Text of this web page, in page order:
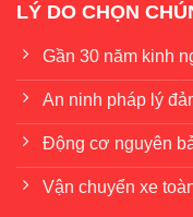
LÝ DO CHỌN
Gần 30 năm kinh
An ninh pháp lý
Động cơ nguyên
Vận chuyển xe